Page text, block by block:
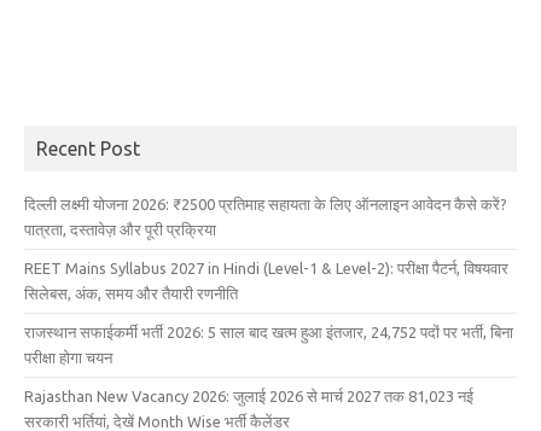
Recent Post
दिल्ली लक्ष्मी योजना 2026: ₹2500 प्रतिमाह सहायता के लिए ऑनलाइन आवेदन कैसे करें?
पात्रता, दस्तावेज़ और पूरी प्रक्रिया
REET Mains Syllabus 2027 in Hindi (Level-1 & Level-2): परीक्षा पैटर्न, विषयवार
सिलेबस, अंक, समय और तैयारी रणनीति
राजस्थान सफाईकर्मी भर्ती 2026: 5 साल बाद खत्म हुआ इंतजार, 24,752 पदों पर भर्ती, बिना
परीक्षा होगा चयन
Rajasthan New Vacancy 2026: जुलाई 2026 से मार्च 2027 तक 81,023 नई
सरकारी भर्तियां, देखें Month Wise भर्ती कैलेंडर